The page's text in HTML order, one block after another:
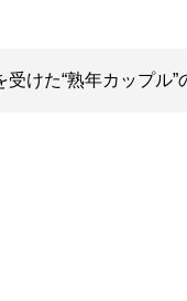
けた“熟年カップル